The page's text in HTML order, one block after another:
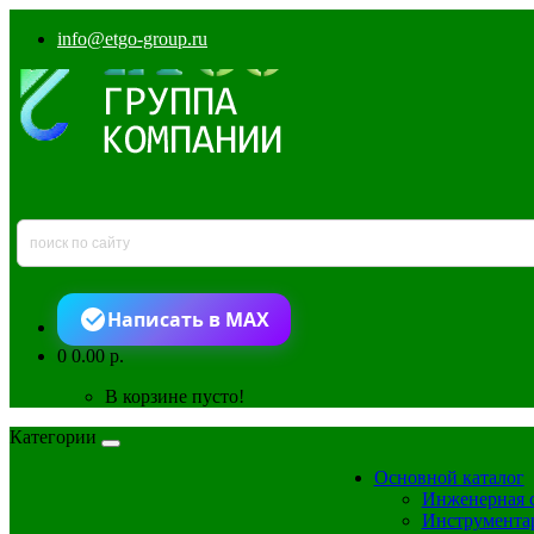
info@etgo-group.ru
Написать в MAX
00.00 р.
В корзине пусто!
Категории
Основной каталог
Инженерная